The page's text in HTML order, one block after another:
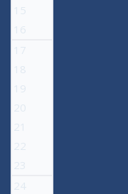
15
16
17
18
19
20
21
22
23
24